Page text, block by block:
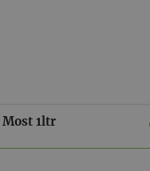
Most 1ltr